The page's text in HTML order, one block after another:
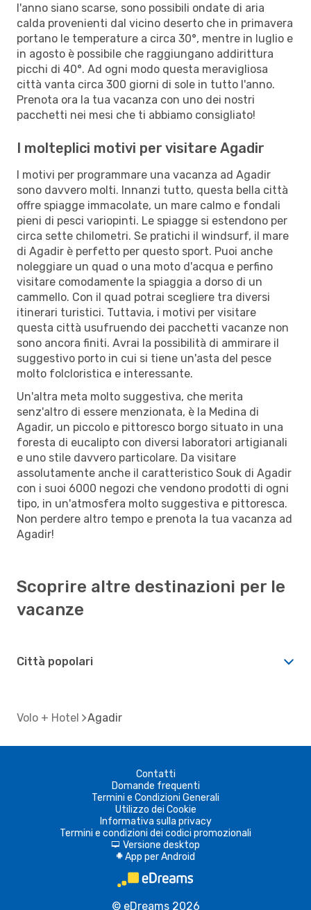
l'anno siano scarse, sono possibili ondate di aria
calda provenienti dal vicino deserto che in primavera
portano le temperature a circa 30°, mentre in luglio e
in agosto è possibile che raggiungano addirittura
picchi di 40°. Ad ogni modo questa meravigliosa
città vanta circa 300 giorni di sole in tutto l'anno.
Prenota ora la tua vacanza con uno dei nostri
pacchetti nei mesi che ti abbiamo consigliato!
I molteplici motivi per visitare Agadir
I motivi per programmare una vacanza ad Agadir
sono davvero molti. Innanzi tutto, questa bella città
offre spiagge immacolate, un mare calmo e fondali
pieni di pesci variopinti. Le spiagge si estendono per
circa sette chilometri. Se pratichi il windsurf, il mare
di Agadir è perfetto per questo sport. Puoi anche
noleggiare un quad o una moto d'acqua e perfino
visitare comodamente la spiaggia a dorso di un
cammello. Con il quad potrai scegliere tra diversi
itinerari turistici. Tuttavia, i motivi per visitare
questa città usufruendo dei pacchetti vacanze non
sono ancora finiti. Avrai la possibilità di ammirare il
suggestivo porto in cui si tiene un'asta del pesce
molto folcloristica e interessante.
Un'altra meta molto suggestiva, che merita
senz'altro di essere menzionata, è la Medina di
Agadir, un piccolo e pittoresco borgo situato in una
foresta di eucalipto con diversi laboratori artigianali
e uno stile davvero particolare. Da visitare
assolutamente anche il caratteristico Souk di Agadir
con i suoi 6000 negozi che vendono prodotti di ogni
tipo, in un'atmosfera molto suggestiva e pittoresca.
Non perdere altro tempo e prenota la tua vacanza ad
Agadir!
Scoprire altre destinazioni per le
vacanze
Città popolari
Volo + Hotel Agadir
Contatti
Domande frequenti
Termini e Condizioni Generali
Utilizzo dei Cookie
Informativa sulla privacy
Termini e condizioni dei codici promozionali
d Versione desktop
A App per Android
© eDreams 2026